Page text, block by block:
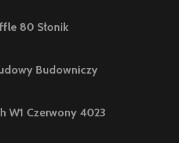
80 Słonik
Budowniczy
W1 Czerwony 4023